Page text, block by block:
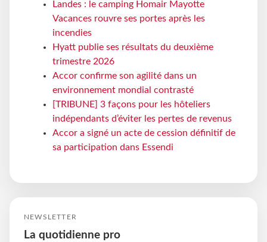
Landes : le camping Homair Mayotte
Vacances rouvre ses portes après les
incendies
Hyatt publie ses résultats du deuxième
trimestre 2026
Accor confirme son agilité dans un
environnement mondial contrasté
[TRIBUNE] 3 façons pour les hôteliers
indépendants d’éviter les pertes de revenus
Accor a signé un acte de cession définitif de
sa participation dans Essendi
NEWSLETTER
La quotidienne pro